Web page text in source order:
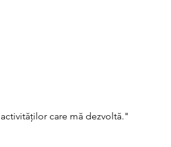
activităților care mă dezvoltă."